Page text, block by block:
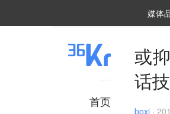
媒体
首页
或
话
boxi ·